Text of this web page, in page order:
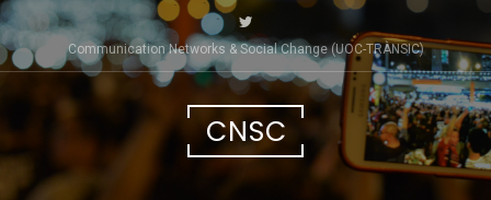
Saltar
al
contenido
Communication Networks & Social Change (UOC-TRÀNSIC)
CNSC